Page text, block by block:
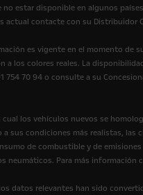
estar disponible en algunos
actual contacte con su Distribuidor
es vigente en el momento de
los colores reales. La
70 94 o consulte a su
los vehículos nuevos se
sus condiciones más realistas,
de combustible y de
Para más información
datos relevantes han sido